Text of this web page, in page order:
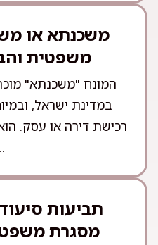
משכנתא או
משפטית
המונח "משכנתא"
במדינת ישראל,
רכישת דירה או עסק.
תביעות
מסגרת